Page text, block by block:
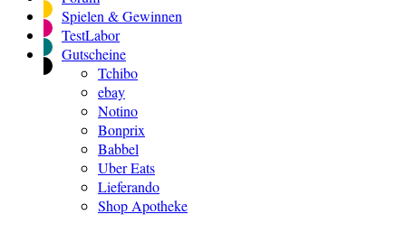
Spielen & Gewinnen
TestLabor
Gutscheine
Tchibo
ebay
Notino
Bonprix
Babbel
Uber Eats
Lieferando
Shop Apotheke